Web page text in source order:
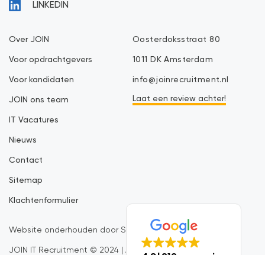
LINKEDIN
Over JOIN
Voor opdrachtgevers
Voor kandidaten
JOIN ons team
IT Vacatures
Nieuws
Contact
Sitemap
Klachtenformulier
Oosterdoksstraat 80
1011 DK Amsterdam
info@joinrecruitment.nl
Laat een review achter!
Website onderhouden door SiteMasters
JOIN IT Recruitment © 2024 | All rights reserved